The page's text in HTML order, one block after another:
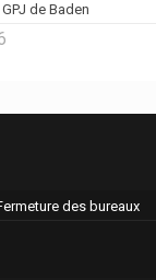
de Baden
des bureaux